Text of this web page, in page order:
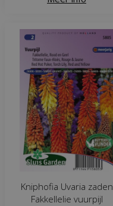
Kniphofia Uvaria zaden
Fakkellelie vuurpijl